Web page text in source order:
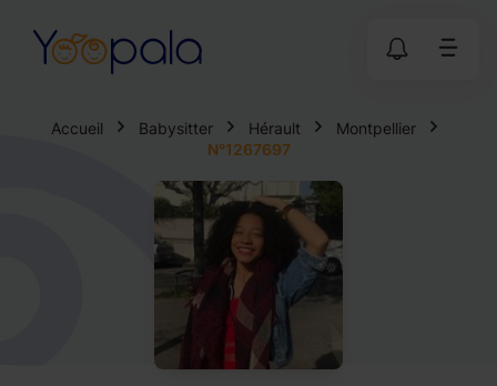
Accueil Babysitter Hérault
Montpellier
N°1267697